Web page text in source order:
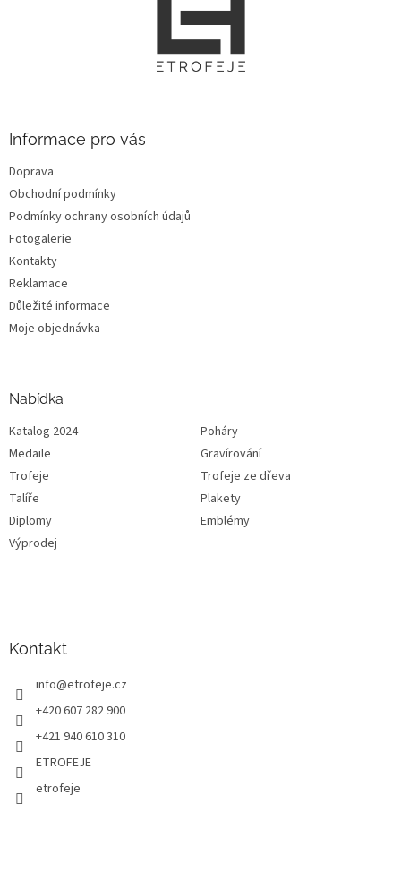
Informace pro vás
Doprava
Obchodní podmínky
Podmínky ochrany osobních údajů
Fotogalerie
Kontakty
Reklamace
Důležité informace
Moje objednávka
Nabídka
Katalog 2024
Poháry
Medaile
Gravírování
Trofeje
Trofeje ze dřeva
Talíře
Plakety
Diplomy
Emblémy
Výprodej
Kontakt
info@etrofeje.cz
+420 607 282 900
+421 940 610 310
ETROFEJE
etrofeje